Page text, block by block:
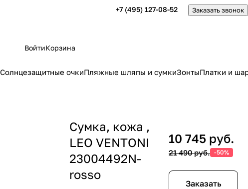
+7 (495) 127-08-52 Заказать звонок
ВойтиКорзина
Солнцезащитные очкиПляжные шляпы и сумкиЗонтыПлатки и
Сумка, кожа ,
LEO VENTONI
23004492N-
rosso
10 745 руб.
21 490 руб. -50%
Заказать